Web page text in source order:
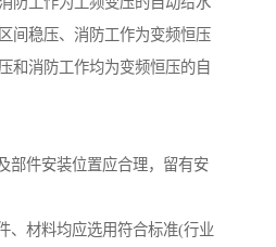
间稳压、消防工作为变频恒压
和消防工作均为变频恒压的自
部件安装位置应合理，留有安
、材料均应选用符合标准(行业